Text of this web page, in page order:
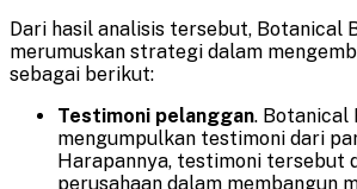
Dari hasil analisis tersebut, Botanical
merumuskan strategi dalam
sebagai berikut:
Testimoni pelanggan. Botanical
mengumpulkan testimoni dari
Harapannya, testimoni tersebut
perusahaan dalam membangun